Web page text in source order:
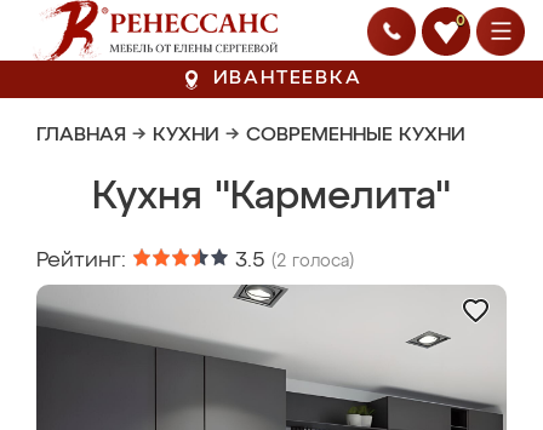
0
ИВАНТЕЕВКА
ГЛАВНАЯ → КУХНИ → СОВРЕМЕННЫЕ КУХНИ
Кухня "Кармелита"
Рейтинг: 3.5 (2 голоса)